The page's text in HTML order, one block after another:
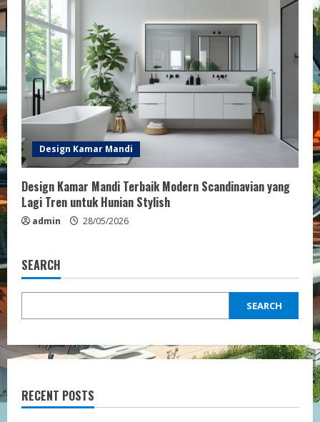
Design Kamar Mandi
Design Kamar Mandi Terbaik Modern Scandinavian yang
Lagi Tren untuk Hunian Stylish
admin 28/05/2026
SEARCH
SEARCH
RECENT POSTS